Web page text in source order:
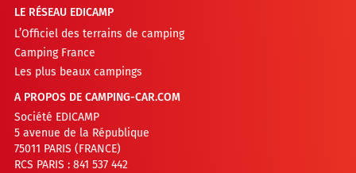
LE RÉSEAU EDICAMP
L’Officiel des terrains de camping
Camping France
Les plus beaux campings
A PROPOS DE CAMPING-CAR.COM
Société EDICAMP
5 avenue de la République
75011 PARIS (FRANCE)
RCS PARIS : 841 537 442